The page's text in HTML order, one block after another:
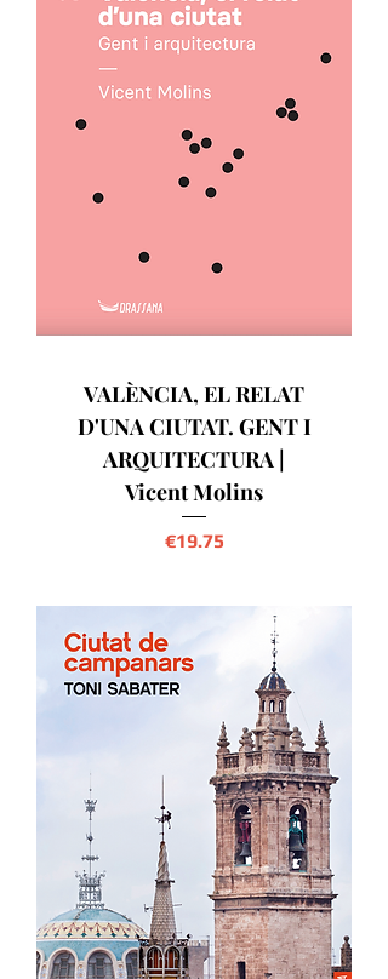
VALÈNCIA, EL RELAT
D'UNA CIUTAT. GENT I
ARQUITECTURA |
Vicent Molins
Precio
€19.75